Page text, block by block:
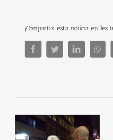
¡Compartix esta notícia en les
FacebookTwitterLinkedIn